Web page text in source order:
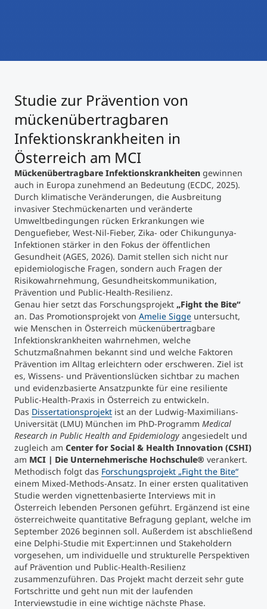
Study Finder Bachelor/Master
Masterclasses
Management-Seminare
Technische Weiterbildung
Maßgeschneiderte Programme
Studienberatung
Executive Education Finder
Studie zur Prävention von
mückenübertragbaren
Infektionskrankheiten in
Österreich am MCI
Mückenübertragbare Infektionskrankheiten gewinnen
auch in Europa zunehmend an Bedeutung (ECDC, 2025).
Durch klimatische Veränderungen, die Ausbreitung
invasiver Stechmückenarten und veränderte
Umweltbedingungen rücken Erkrankungen wie
Denguefieber, West-Nil-Fieber, Zika- oder Chikungunya-
Infektionen stärker in den Fokus der öffentlichen
Gesundheit (AGES, 2026). Damit stellen sich nicht nur
epidemiologische Fragen, sondern auch Fragen der
Risikowahrnehmung, Gesundheitskommunikation,
Prävention und Public-Health-Resilienz.
Genau hier setzt das Forschungsprojekt „Fight the Bite“
an. Das Promotionsprojekt von Amelie Sigge untersucht,
wie Menschen in Österreich mückenübertragbare
Infektionskrankheiten wahrnehmen, welche
Schutzmaßnahmen bekannt sind und welche Faktoren
Prävention im Alltag erleichtern oder erschweren. Ziel ist
es, Wissens- und Präventionslücken sichtbar zu machen
und evidenzbasierte Ansatzpunkte für eine resiliente
Public-Health-Praxis in Österreich zu entwickeln.
Das Dissertationsprojekt ist an der Ludwig-Maximilians-
Universität (LMU) München im PhD-Programm Medical
Research in Public Health and Epidemiology angesiedelt und
zugleich am Center for Social & Health Innovation (CSHI)
am MCI | Die Unternehmerische Hochschule® verankert.
Methodisch folgt das Forschungsprojekt „Fight the Bite“
einem Mixed-Methods-Ansatz. In einer ersten qualitativen
Studie werden vignettenbasierte Interviews mit in
Österreich lebenden Personen geführt. Ergänzend ist eine
österreichweite quantitative Befragung geplant, welche im
September 2026 beginnen soll. Außerdem ist abschließend
eine Delphi-Studie mit Expert:innen und Stakeholdern
vorgesehen, um individuelle und strukturelle Perspektiven
auf Prävention und Public-Health-Resilienz
zusammenzuführen. Das Projekt macht derzeit sehr gute
Fortschritte und geht nun mit der laufenden
Interviewstudie in eine wichtige nächste Phase.